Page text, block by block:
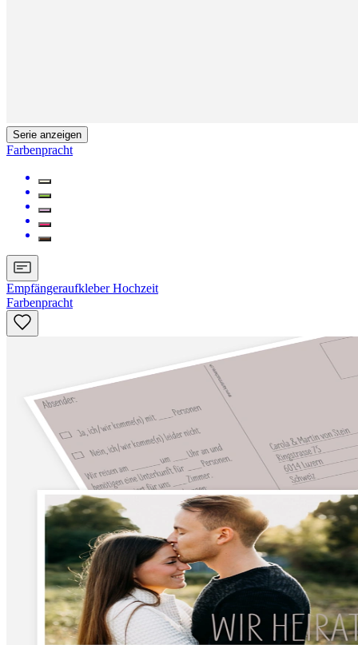
Serie anzeigen
Farbenpracht
Empfängeraufkleber Hochzeit
Farbenpracht